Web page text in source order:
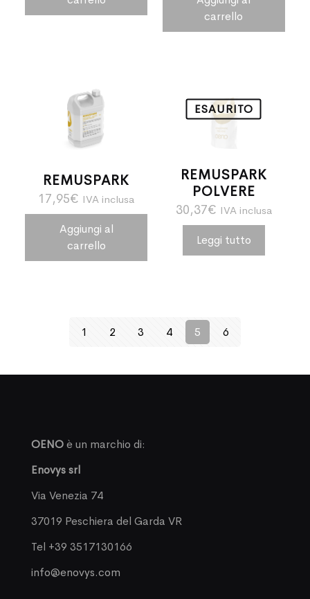
carrello
REMUSPARK
17,95€ IVA inclusa
Aggiungi al
carrello
ESAURITO
REMUSPARK
POLVERE
30,37€ IVA inclusa
Leggi tutto
1 2 3 4 5 6
OENOè un marchio di:
Enovys srl
Via Venezia 74
37019 Peschiera del Garda VR
Tel +39 3517130166
info@enovys.com